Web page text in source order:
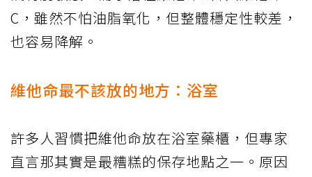
C，雖然不怕油脂氧化，但整體穩定性較差，
也容易降解。
維他命最不該放的地方：浴室
許多人習慣把維他命放在浴室藥櫃，但專家
直言那其實是最糟糕的保存地點之一。原因